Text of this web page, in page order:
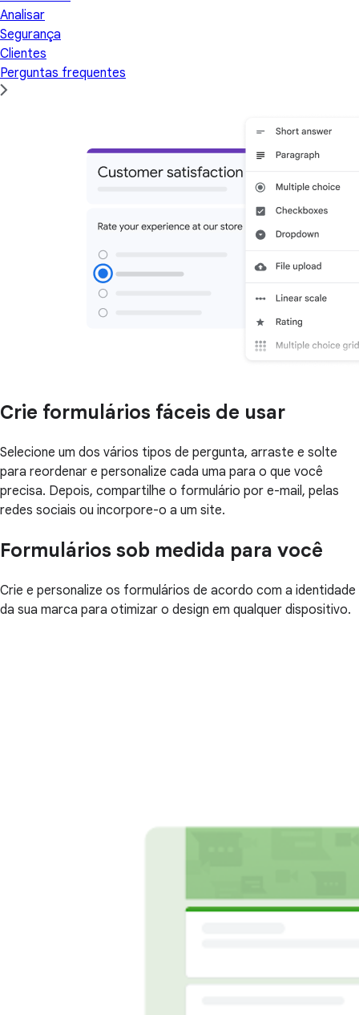
Analisar
Segurança
Clientes
Perguntas frequentes
Crie formulários fáceis de usar
Selecione um dos vários tipos de pergunta, arraste e solte
para reordenar e personalize cada uma para o que você
precisa. Depois, compartilhe o formulário por e-mail, pelas
redes sociais ou incorpore-o a um site.
Formulários sob medida para você
Crie e personalize os formulários de acordo com a identidade
da sua marca para otimizar o design em qualquer dispositivo.